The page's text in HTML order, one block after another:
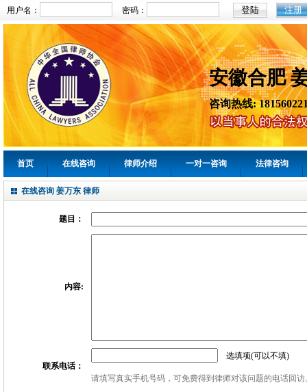
用户名： 密码： 注册
安徽合肥
咨询热线:
首页 在线咨询 律师介绍 一对一咨询 法律咨询
在线咨询 姜万东 律师
题目：
内容:
联系电话：
选填项(可以不填)
请填写真实手机号码，可免费得到律师对该问题的电话回访